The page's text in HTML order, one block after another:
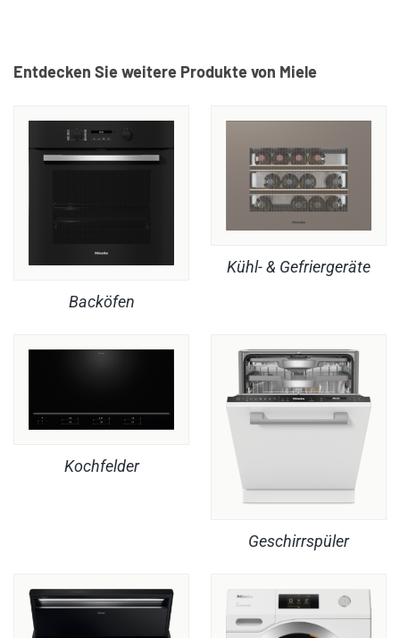
Entdecken Sie weitere Produkte von Miele
Backöfen
Kühl- & Gefriergeräte
Kochfelder
Geschirrspüler